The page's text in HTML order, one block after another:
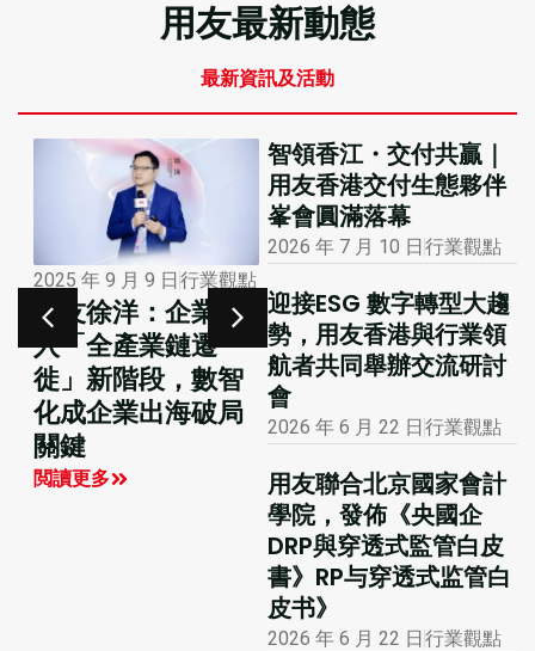
用友最新動態
最新資訊及活動
2025 年 9 月 9 日 行業觀點
用友徐洋：企業進
入「全產業鏈遷
徙」新階段，數智
化成企業出海破局
關鍵
閲讀更多
2026 年 7 月 22 日
市場活動
用友成为全球數字
經濟城市聯盟副理
事長單位
閲讀更多
智領香江・交付共贏｜
用友香港交付生態夥伴
峯會圓滿落幕
2026 年 7 月 10 日 行業觀點
迎接ESG 數字轉型大趨
勢，用友香港與行業領
航者共同舉辦交流研討
會
2026 年 6 月 22 日 行業觀點
用友聯合北京國家會計
學院，發佈《央國企
DRP與穿透式監管白皮
書》RP与穿透式监管白
皮书》
2026 年 6 月 22 日 行業觀點